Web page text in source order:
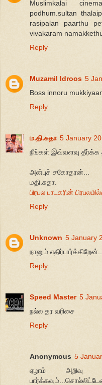
Muslimkalai
podhum.sultan
rasipalan paarthu
vivakaram
Reply
Muzamil Idroos 5
Boss innoru
Reply
ம.தி.சுதா 5 January
நீங்கள் இவ்வளவு தீர்க்க
அன்புச் சகோதரன்...
மதி.சுதா.
பிரபல பாடகரின்
Reply
Unknown 5 January
நானும் எதிர்பார்க்கிறேன்..
Reply
Speed Master 5
நல்ல தர வரிசை
Reply
Anonymous 5
ஏழாம் அறிவு